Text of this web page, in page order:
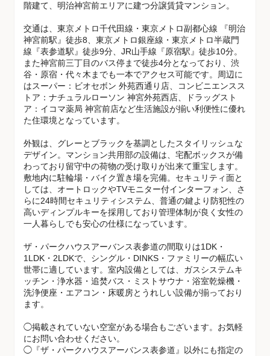
階建て、明治神宮前エリアに建つ分譲賃貸マンション。
交通は、東京メトロ千代田線・東京メトロ副都心線 『明治
神宮前駅』徒歩8、東京メトロ銀座線・東京メトロ半蔵門
線『表参道駅』徒歩9分、JR山手線『原宿駅』徒歩10分。
また神宮前三丁目のバス停まで徒歩4分となっており、渋
谷・原宿・代々木までも一本でアクセス可能です。周辺に
はスーパー：ビオセボン 外苑西通り店、コンビニエンスス
トア：ナチュラルローソン 神宮外苑西店、ドラッグスト
ア：イコマ薬局 神宮前店など生活施設が揃い利便性に優れ
た住環境となっています。
外観は、グレーとブラックを基調としたスタイリッシュな
デザイン。マンション共用部の設備は、宅配ボックスが備
わっており留守中の荷物の受け取りが出来て重宝します。
敷地内に駐輪場・バイク置き場を完備。セキュリティ面と
しては、オートロックやTVモニター付インターフォン、さ
らに24時間セキュリティシステム、普通の鍵より防犯性の
高いディンプルキーを採用しており管理体制が良く女性の
一人暮らしでも安心の仕様になっています。
ザ・パークハウスアーバンス表参道の間取りは1DK・
1LDK・2LDKで、シングル・DINKS・ファミリーの幅広い
世帯に適しています。室内設備としては、ガスシステムキ
ッチン・浄水器・追焚バス・ミストサウナ・浴室乾燥機・
洗浄便座・エアコン・床暖房とうれしい設備が揃っており
ます。
◯掲載されていない空室がある場合もございます。お気軽
にお問い合わせください。
◯『ザ・パークハウスアーバンス表参道』以外にも指定の